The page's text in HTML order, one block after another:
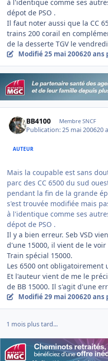
à l'identique comme ses
dépot de PSO .
Il faut noter aussi que la CC
trains 200 corail en
de la desserte TGV le
Modifié25 mai 200620 ans
BB4100 Membre SNCF
Publication:25 mai 200620
AUTEUR
Mais la coupable est sans
parc des CC 6500 du sud
pendant la fin de la grande
s'est trouvée modifiée mais
à l'identique comme ses
dépot de PSO .
Il y a bien erreur. Seb VSD
d'une 15000, il vient de le
Train spécial 15000.
Les 6500 ont obligatoirement
Et l'auteur vient de me le
de BB 15000. Il s'agit d'une
Modifié29 mai 200620 ans
1 mois plus tard...